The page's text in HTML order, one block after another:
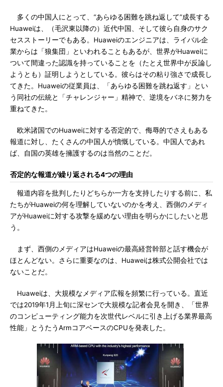
多くの中国人にとって、“あらゆる困難を跳ね返して”成長する
Huaweiは、（毛沢東以降の）近代中国、そして彼ら自身のサク
セスストーリーでもある。Huaweiのエンジニアは、ライバル企
業からは「狼集団」といわれることもあるが、世界がHuaweiに
ついて間違った認識を持っていることを（たとえ世界中が反論し
ようとも）証明しようとしている。彼らはその粘り強さで成長し
てきた。Huaweiの従業員は、「あらゆる困難を跳ね返す」とい
う同社の伝統と「チャレンジャー」精神で、逆境をバネに努力を
重ねてきた。
欧米諸国でのHuaweiに対する否定的で、侮辱的でさえもある
報道に対し、たくさんの中国人が憤慨している。中国人であれ
ば、自国の英雄を擁護するのは当然のことだ。
否定的な報道が繰り返される4つの理由
報道内容を批判したりどちらか一方を支持したりする前に、私
たちがHuaweiの何を理解していないのかを考え、西側のメディ
アがHuaweiに対する攻撃を緩めない理由を明らかにしたいと思
う。
まず、西側のメディアはHuaweiの最高経営幹部と話す機会が
ほとんどない。さらに重要なのは、Huaweiは株式公開会社では
ないことだ。
Huaweiは、大規模なメディア広報を頻繁に行っている。直近
では2019年1月上旬に深センで大規模な記者会見を開き、「世界
のコンピューティング能力を次世代レベルに引き上げる業界最高
性能」とうたうArmコアベースのCPUを発表した。